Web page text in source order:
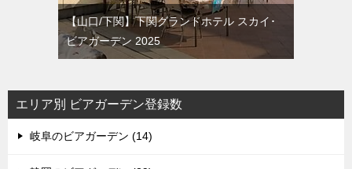
【山口/下関】下関グランドホテル スカイ･
ビアガーデン 2025
エリア別 ビアガーデン登録数
岐阜のビアガーデン (14)